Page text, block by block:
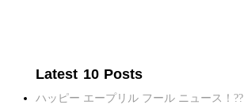
Latest 10 Posts
ハッピー エープリル フール ニュース！??